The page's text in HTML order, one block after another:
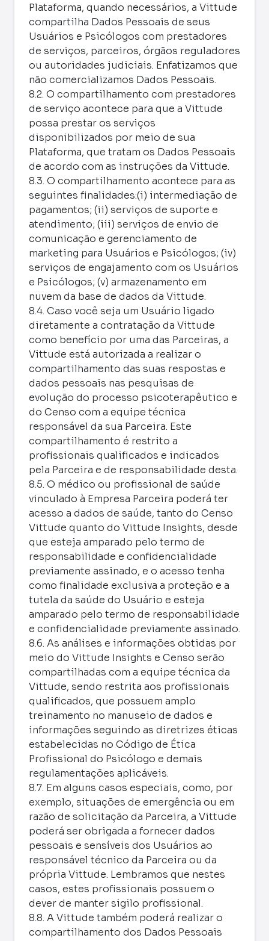
Plataforma, quando necessários, a Vittude
compartilha Dados Pessoais de seus
Usuários e Psicólogos com prestadores
de serviços, parceiros, órgãos reguladores
ou autoridades judiciais. Enfatizamos que
não comercializamos Dados Pessoais.
8.2. O compartilhamento com prestadores
de serviço acontece para que a Vittude
possa prestar os serviços
disponibilizados por meio de sua
Plataforma, que tratam os Dados Pessoais
de acordo com as instruções da Vittude.
8.3. O compartilhamento acontece para as
seguintes finalidades:(i) intermediação de
pagamentos; (ii) serviços de suporte e
atendimento; (iii) serviços de envio de
comunicação e gerenciamento de
marketing para Usuários e Psicólogos; (iv)
serviços de engajamento com os Usuários
e Psicólogos; (v) armazenamento em
nuvem da base de dados da Vittude.
8.4. Caso você seja um Usuário ligado
diretamente a contratação da Vittude
como benefício por uma das Parceiras, a
Vittude está autorizada a realizar o
compartilhamento das suas respostas e
dados pessoais nas pesquisas de
evolução do processo psicoterapêutico e
do Censo com a equipe técnica
responsável da sua Parceira. Este
compartilhamento é restrito a
profissionais qualificados e indicados
pela Parceira e de responsabilidade desta.
8.5. O médico ou profissional de saúde
vinculado à Empresa Parceira poderá ter
acesso a dados de saúde, tanto do Censo
Vittude quanto do Vittude Insights, desde
que esteja amparado pelo termo de
responsabilidade e confidencialidade
previamente assinado, e o acesso tenha
como finalidade exclusiva a proteção e a
tutela da saúde do Usuário e esteja
amparado pelo termo de responsabilidade
e confidencialidade previamente assinado.
8.6. As análises e informações obtidas por
meio do Vittude Insights e Censo serão
compartilhadas com a equipe técnica da
Vittude, sendo restrita aos profissionais
qualificados, que possuem amplo
treinamento no manuseio de dados e
informações seguindo as diretrizes éticas
estabelecidas no Código de Ética
Profissional do Psicólogo e demais
regulamentações aplicáveis.
8.7. Em alguns casos especiais, como, por
exemplo, situações de emergência ou em
razão de solicitação da Parceira, a Vittude
poderá ser obrigada a fornecer dados
pessoais e sensíveis dos Usuários ao
responsável técnico da Parceira ou da
própria Vittude. Lembramos que nestes
casos, estes profissionais possuem o
dever de manter sigilo profissional.
8.8. A Vittude também poderá realizar o
compartilhamento dos Dados Pessoais